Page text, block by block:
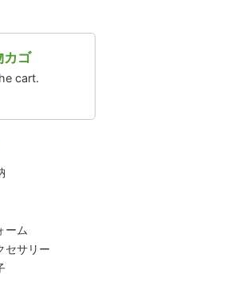
カゴ
cart.
ーム
セサリー